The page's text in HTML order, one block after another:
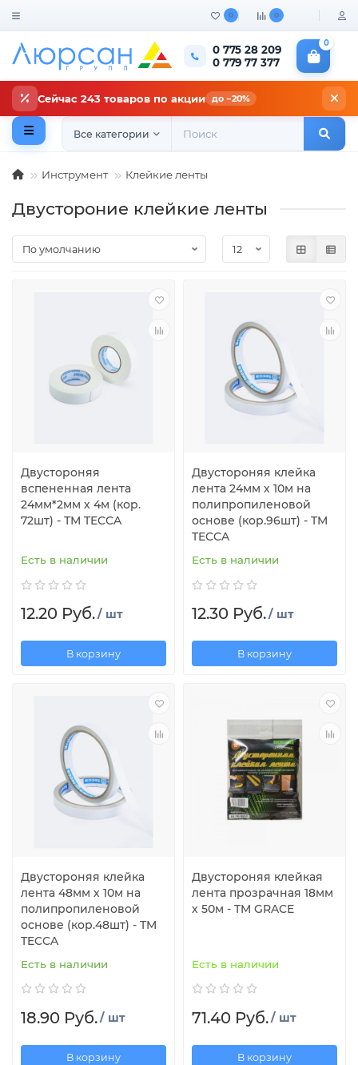
0 0
0 775 28 209
0 779 77 377
0
Сейчас 243 товаров по акции до −20%
Все категории
Инструмент Клейкие ленты
Двустороние клейкие ленты
Двустороняя
вспененная лента
24мм*2мм х 4м (кор.
72шт) - ТМ TECCA
Есть в наличии
12.20 Руб./ шт
В корзину
Двустороняя клейка
лента 24мм х 10м на
полипропиленовой
основе (кор.96шт) - TM
TECCA
Есть в наличии
12.30 Руб./ шт
В корзину
Двустороняя клейка
лента 48мм х 10м на
полипропиленовой
основе (кор.48шт) - TM
TECCA
Есть в наличии
18.90 Руб./ шт
В корзину
Двустороняя клейкая
лента прозрачная 18мм
х 50м - TM GRACE
Есть в наличии
71.40 Руб./ шт
В корзину